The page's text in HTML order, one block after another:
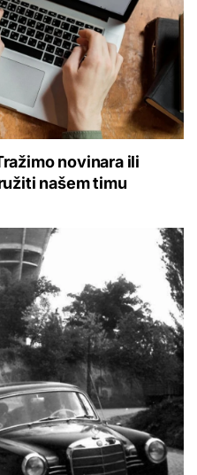
novinara ili
našem timu